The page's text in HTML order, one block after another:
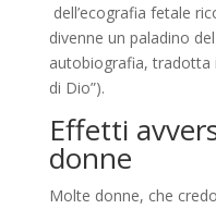
dell’ecografia fetale
divenne un paladino
autobiografia, tradotta
di Dio”).
Effetti
donne
Molte donne, che